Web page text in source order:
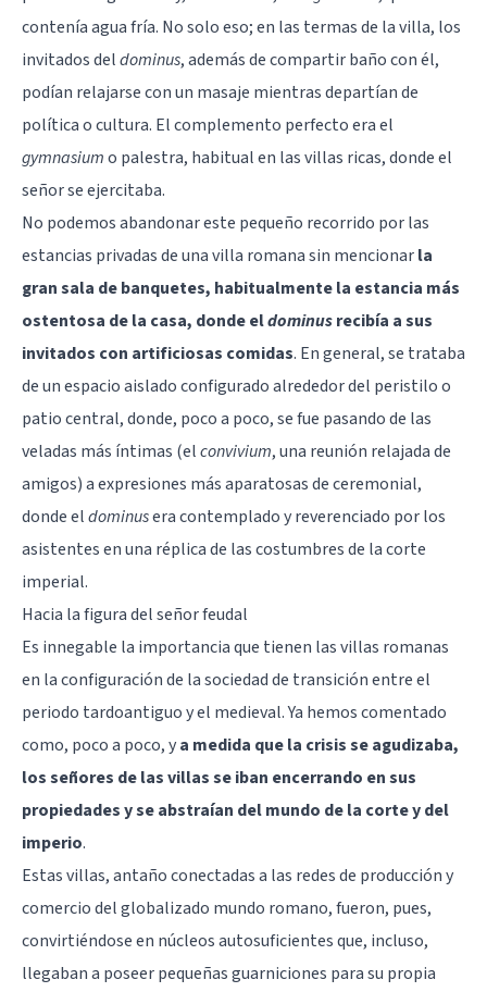
contenía agua fría. No solo eso; en las termas de la villa, los
invitados deldominus, además de compartir baño con él,
podían relajarse con un masaje mientras departían de
política o cultura. El complemento perfecto era el
gymnasiumo palestra, habitual en las villas ricas, donde el
señor se ejercitaba.
No podemos abandonar este pequeño recorrido por las
estancias privadas de una villa romana sin mencionarla
gran sala de banquetes, habitualmente la estancia más
ostentosa de la casa, donde eldominusrecibía a sus
invitados con artificiosas comidas. En general, se trataba
de un espacio aislado configurado alrededor del peristilo o
patio central, donde, poco a poco, se fue pasando de las
veladas más íntimas (elconvivium, una reunión relajada de
amigos) a expresiones más aparatosas de ceremonial,
donde eldominusera contemplado y reverenciado por los
asistentes en una réplica de las costumbres de la corte
imperial.
Hacia la figura del señor feudal
Es innegable la importancia que tienen las villas romanas
en la configuración de la sociedad de transición entre el
periodo tardoantiguo y el medieval. Ya hemos comentado
como, poco a poco, ya medida que la crisis se agudizaba,
los señores de las villas se iban encerrando en sus
propiedades y se abstraían del mundo de la corte y del
imperio.
Estas villas, antaño conectadas a las redes de producción y
comercio del globalizado mundo romano, fueron, pues,
convirtiéndose en núcleos autosuficientes que, incluso,
llegaban a poseer pequeñas guarniciones para su propia